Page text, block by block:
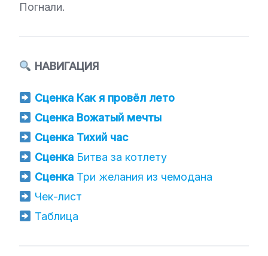
Погнали.
НАВИГАЦИЯ
Сценка Как я провёл лето
Сценка Вожатый мечты
Сценка Тихий час
Сценка Битва за котлету
Сценка Три желания из чемодана
Чек-лист
Таблица